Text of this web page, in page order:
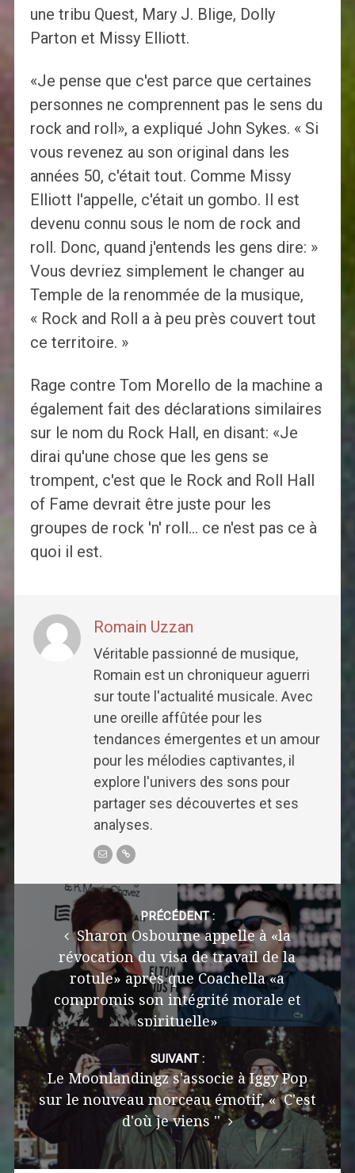
une tribu Quest, Mary J. Blige, Dolly
Parton et Missy Elliott.
«Je pense que c'est parce que certaines
personnes ne comprennent pas le sens du
rock and roll», a expliqué John Sykes. « Si
vous revenez au son original dans les
années 50, c'était tout. Comme Missy
Elliott l'appelle, c'était un gombo. Il est
devenu connu sous le nom de rock and
roll. Donc, quand j'entends les gens dire: »
Vous devriez simplement le changer au
Temple de la renommée de la musique,
« Rock and Roll a à peu près couvert tout
ce territoire. »
Rage contre Tom Morello de la machine a
également fait des déclarations similaires
sur le nom du Rock Hall, en disant: «Je
dirai qu'une chose que les gens se
trompent, c'est que le Rock and Roll Hall
of Fame devrait être juste pour les
groupes de rock 'n' roll… ce n'est pas ce à
quoi il est.
Romain Uzzan
Véritable passionné de musique,
Romain est un chroniqueur aguerri
sur toute l'actualité musicale. Avec
une oreille affûtée pour les
tendances émergentes et un amour
pour les mélodies captivantes, il
explore l'univers des sons pour
partager ses découvertes et ses
analyses.
navigation
PRÉCÉDENT :
Sharon Osbourne appelle à «la
révocation du visa de travail de la
rotule» après que Coachella «a
compromis son intégrité morale et
spirituelle»
SUIVANT :
Le Moonlandingz s'associe à Iggy Pop
sur le nouveau morceau émotif, « C'est
d'où je viens ''